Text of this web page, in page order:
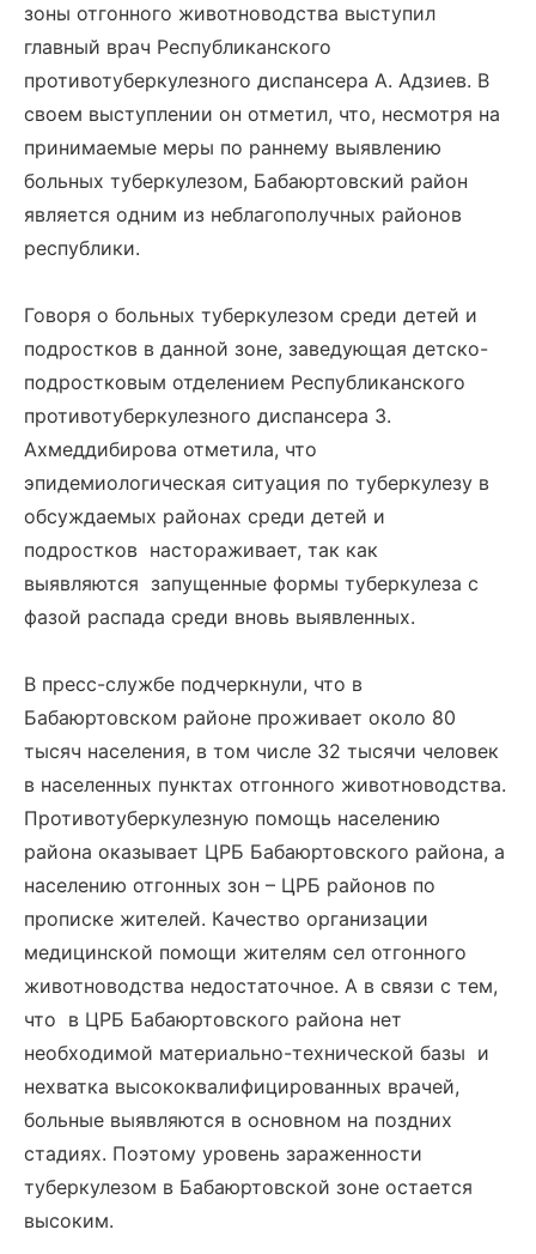
зоны отгонного животноводства выступил
главный врач Республиканского
противотуберкулезного диспансера А. Адзиев. В
своем выступлении он отметил, что, несмотря на
принимаемые меры по раннему выявлению
больных туберкулезом, Бабаюртовский район
является одним из неблагополучных районов
республики.
Говоря о больных туберкулезом среди детей и
подростков в данной зоне, заведующая детско-
подростковым отделением Республиканского
противотуберкулезного диспансера З.
Ахмеддибирова отметила, что
эпидемиологическая ситуация по туберкулезу в
обсуждаемых районах среди детей и
подростков настораживает, так как
выявляются запущенные формы туберкулеза с
фазой распада среди вновь выявленных.
В пресс-службе подчеркнули, что в
Бабаюртовском районе проживает около 80
тысяч населения, в том числе 32 тысячи человек
в населенных пунктах отгонного животноводства.
Противотуберкулезную помощь населению
района оказывает ЦРБ Бабаюртовского района, а
населению отгонных зон – ЦРБ районов по
прописке жителей. Качество организации
медицинской помощи жителям сел отгонного
животноводства недостаточное. А в связи с тем,
что в ЦРБ Бабаюртовского района нет
необходимой материально-технической базы и
нехватка высококвалифицированных врачей,
больные выявляются в основном на поздних
стадиях. Поэтому уровень зараженности
туберкулезом в Бабаюртовской зоне остается
высоким.